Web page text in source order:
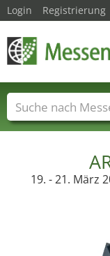
19. - 21. März
Login Registrierung
Messenamen